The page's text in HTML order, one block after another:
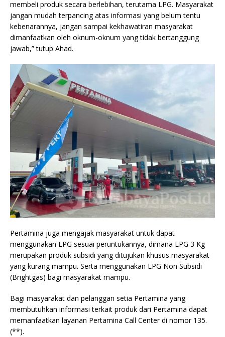
membeli produk secara berlebihan, terutama LPG. Masyarakat
jangan mudah terpancing atas informasi yang belum tentu
kebenarannya, jangan sampai kekhawatiran masyarakat
dimanfaatkan oleh oknum-oknum yang tidak bertanggung
jawab,” tutup Ahad.
Pertamina juga mengajak masyarakat untuk dapat
menggunakan LPG sesuai peruntukannya, dimana LPG 3 Kg
merupakan produk subsidi yang ditujukan khusus masyarakat
yang kurang mampu. Serta menggunakan LPG Non Subsidi
(Brightgas) bagi masyarakat mampu.
Bagi masyarakat dan pelanggan setia Pertamina yang
membutuhkan informasi terkait produk dari Pertamina dapat
memanfaatkan layanan Pertamina Call Center di nomor 135.
(**).